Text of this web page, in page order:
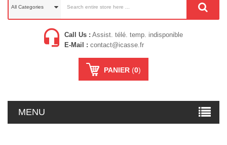
All Categories
Call Us : Assist. télé. temp. indisponible
E-Mail : contact@icasse.fr
PANIER (0)
MENU